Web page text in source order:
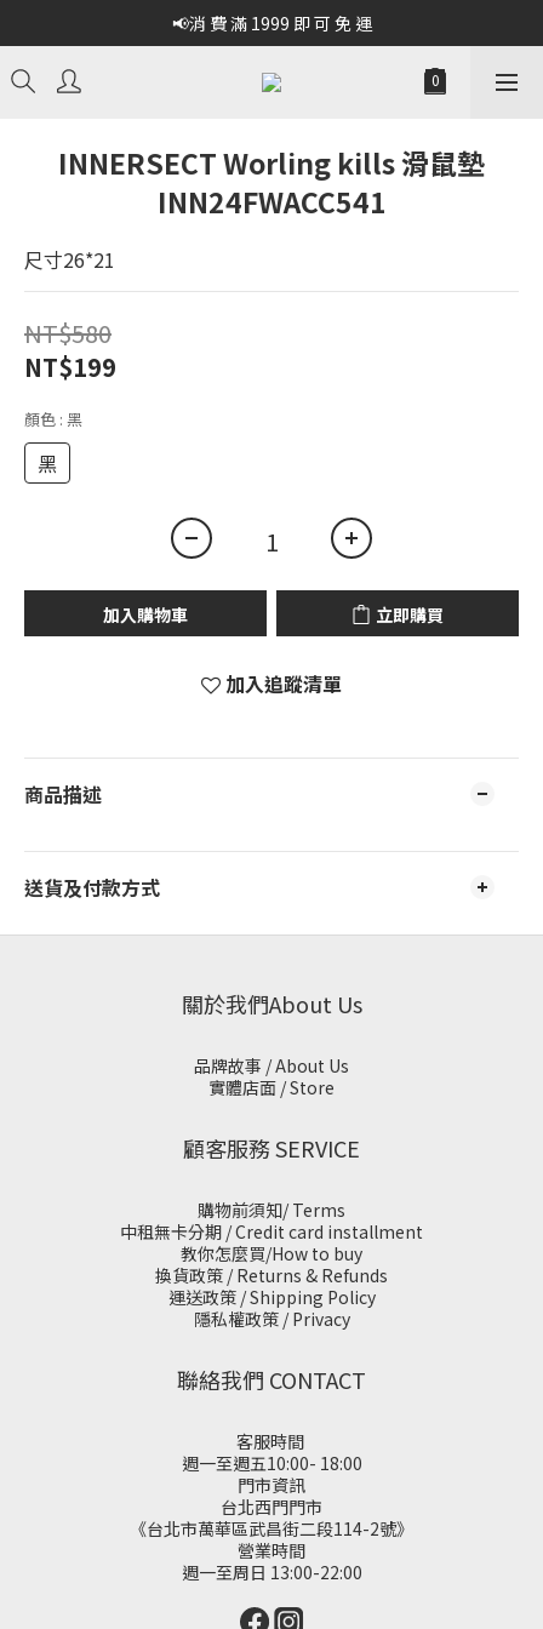
📢消 費 滿 1999 即 可 免 運
INNERSECT Worling kills 滑鼠墊
INN24FWACC541
尺寸26*21
NT$580
NT$199
顏色 : 黑
黑
加入購物車 立即購買
加入追蹤清單
商品描述
送貨及付款方式
關於我們About Us
品牌故事 / About Us
實體店面 / Store
顧客服務 SERVICE
購物前須知/ Terms
中租無卡分期 / Credit card installment
教你怎麼買/How to buy
換貨政策 / Returns & Refunds
運送政策 / Shipping Policy
隱私權政策 / Privacy
聯絡我們 CONTACT
客服時間
週一至週五10:00- 18:00
門市資訊
台北西門門市
《台北市萬華區武昌街二段114-2號》
營業時間
週一至周日 13:00-22:00